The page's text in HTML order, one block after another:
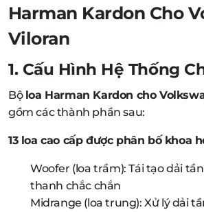
Harman Kardon Cho
Viloran
1. Cấu Hình Hệ Thống
Bộ loa Harman Kardon cho
gồm các thành phần sau:
13 loa cao cấp được phân bố khoa
Woofer (loa trầm): Tái tạo dải
thanh chắc chắn
Midrange (loa trung): Xử lý dải